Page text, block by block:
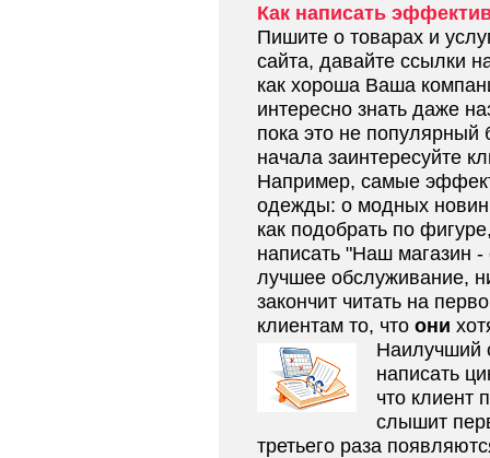
Как написать
Пишите о товарах и
сайта, давайте ссылки
как хороша Ваша
интересно знать даже
пока это не популярный
начала заинтересуйте
Например, самые
одежды: о модных
как подобрать по
написать "Наш магазин
лучшее обслуживание,
закончит читать на
клиентам то, что они
Наилучший
написать
что клиент
слышит
третьего раза